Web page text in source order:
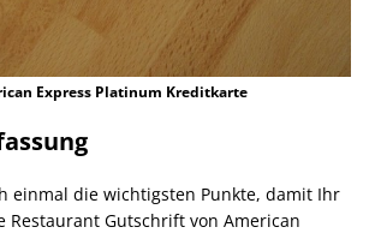
Express Platinum Kreditkarte
einmal die wichtigsten Punkte, damit Ihr
Restaurant Gutschrift von American